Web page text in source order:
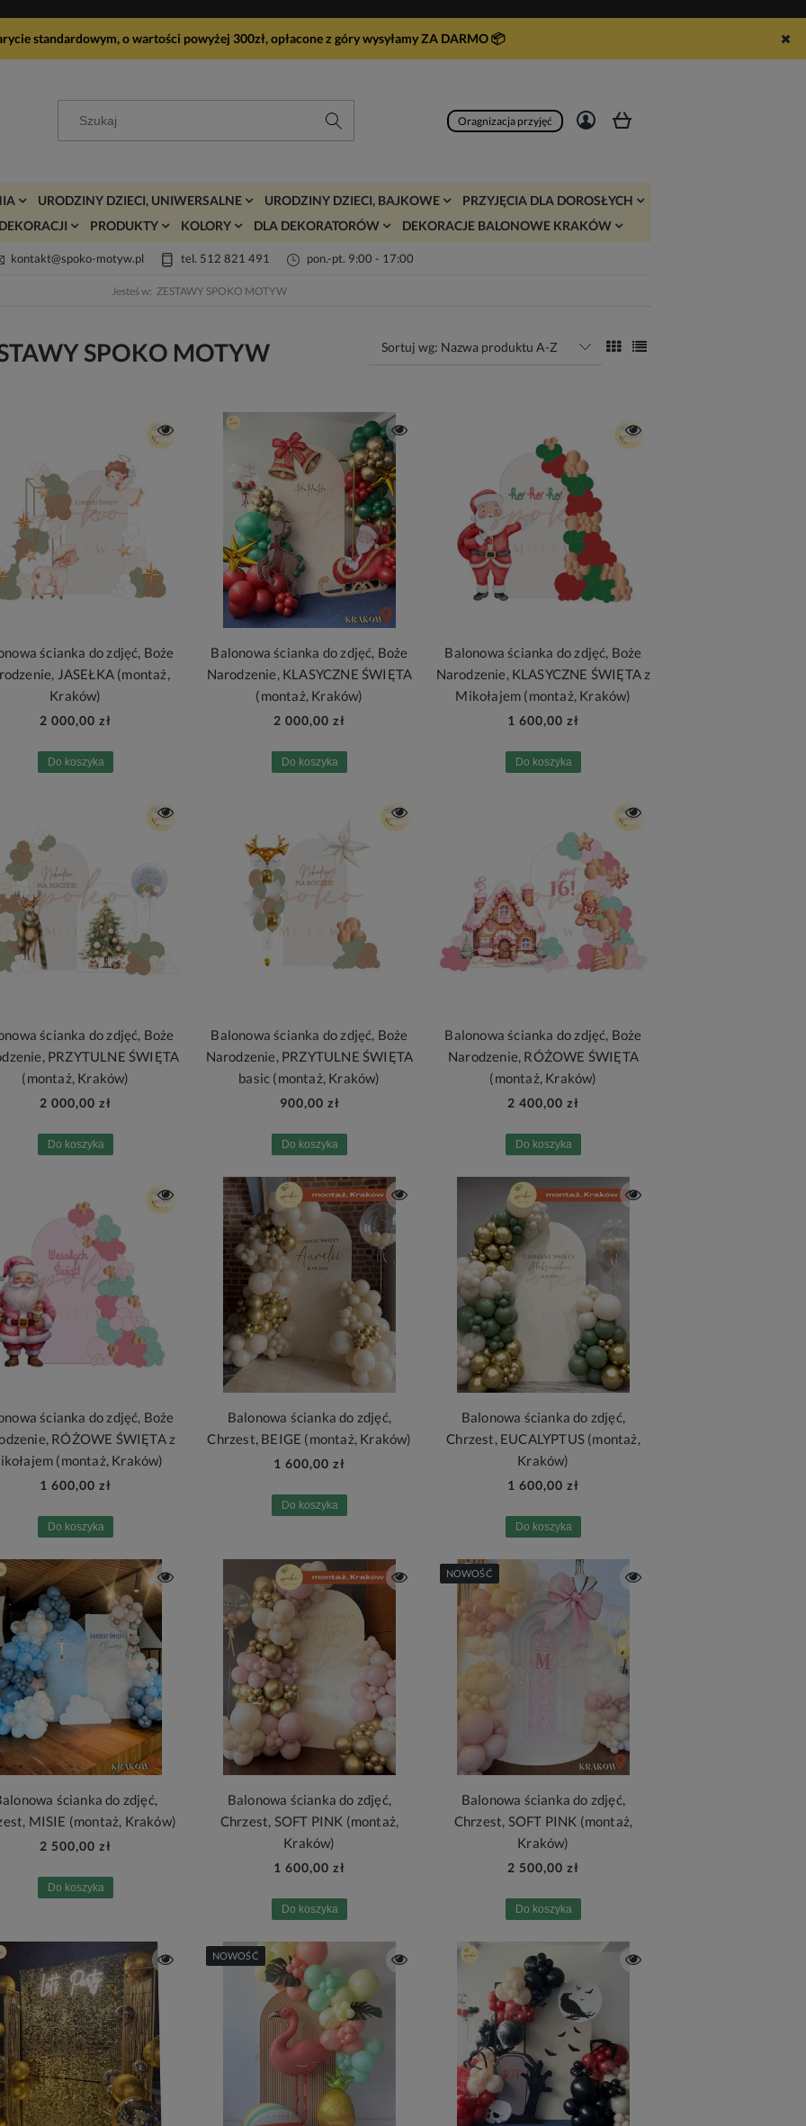
standardowym, o wartości powyżej 300zł, opłacone z góry wysyłamy ZA DARMO📦
Oragnizacja przyjęć
URODZINY DZIECI, UNIWERSALNE URODZINY DZIECI, BAJKOWE
PRZYJĘCIA DLA DOROSŁYCH
PRODUKTY KOLORY DLA DEKORATORÓW DEKORACJE BALONOWE KRAKÓW
kontakt@spoko-motyw.pl tel. 512 821 491 pon.-pt. 9:00 - 17:00
Jesteś w: ZESTAWY SPOKO MOTYW
SPOKO MOTYW Sortuj wg: Nazwa produktu A-Z
ścianka do zdjęć, Boże
JASEŁKA (montaż,
Kraków)
2 000,00 zł
Do koszyka
Balonowa ścianka do zdjęć, Boże
Narodzenie, KLASYCZNE ŚWIĘTA
(montaż, Kraków)
2 000,00 zł
Do koszyka
Balonowa ścianka do zdjęć, Boże
Narodzenie, KLASYCZNE ŚWIĘTA z
Mikołajem (montaż, Kraków)
1 600,00 zł
Do koszyka
ścianka do zdjęć, Boże
PRZYTULNE ŚWIĘTA
(montaż, Kraków)
2 000,00 zł
Do koszyka
Balonowa ścianka do zdjęć, Boże
Narodzenie, PRZYTULNE ŚWIĘTA
basic (montaż, Kraków)
900,00 zł
Do koszyka
Balonowa ścianka do zdjęć, Boże
Narodzenie, RÓŻOWE ŚWIĘTA
(montaż, Kraków)
2 400,00 zł
Do koszyka
ścianka do zdjęć, Boże
RÓŻOWE ŚWIĘTA z
(montaż, Kraków)
1 600,00 zł
Do koszyka
Balonowa ścianka do zdjęć,
Chrzest, BEIGE (montaż, Kraków)
1 600,00 zł
Do koszyka
Balonowa ścianka do zdjęć,
Chrzest, EUCALYPTUS (montaż,
Kraków)
1 600,00 zł
Do koszyka
ścianka do zdjęć,
MISIE (montaż, Kraków)
2 500,00 zł
Do koszyka
Balonowa ścianka do zdjęć,
Chrzest, SOFT PINK (montaż,
Kraków)
1 600,00 zł
Do koszyka
Balonowa ścianka do zdjęć,
Chrzest, SOFT PINK (montaż,
Kraków)
2 500,00 zł
Do koszyka
NOWOŚĆ
NOWOŚĆ